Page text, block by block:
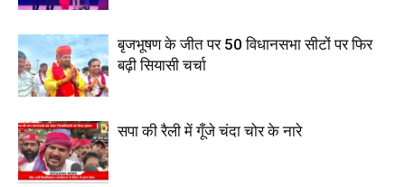
बृजभूषण के जीत पर 50 विधानसभा सीटों पर फिर
बढ़ी सियासी चर्चा
सपा की रैली में गूँजे चंदा चोर के नारे